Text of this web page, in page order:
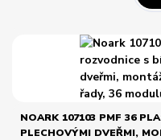
NOARK 107103 PMF 36
PLECHOVÝMI DVEŘMI,